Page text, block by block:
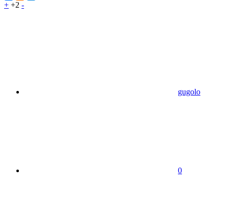
+ +2 -
gugolo
0